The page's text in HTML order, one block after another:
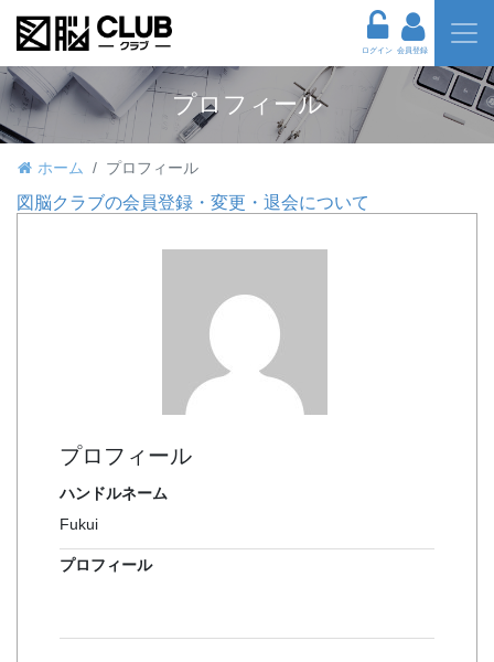
ログイン 会員登録
プロフィール
ホーム プロフィール
図脳クラブの会員登録・変更・退会について
プロフィール
ハンドルネーム
Fukui
プロフィール